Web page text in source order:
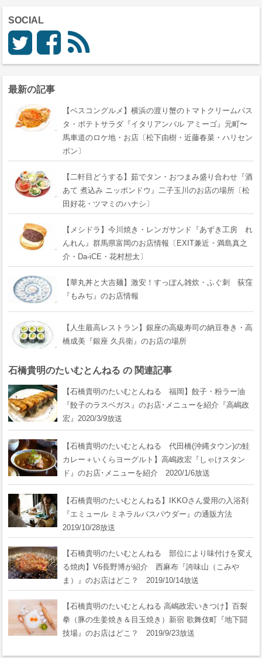
SOCIAL
最新の記事
【ベスコングルメ】横浜の渡り蟹のトマトクリームパス
タ・ポテトサラダ『イタリアンバル アミーゴ』元町〜
馬車道のロケ地・お店〔松下由樹・近藤春菜・ハリセン
ボン〕
【二軒目どうする】茹でタン・おつまみ盛り合わせ『酒
あて 煮込み ニッポンドウ』二子玉川のお店の場所〔松
田好花・ツマミのハナシ〕
【メシドラ】今川焼き・レンガサンド『あずき工房 れ
んれん』群馬県富岡のお店情報〔EXIT兼近・満島真之
介・Da-iCE・花村想太〕
【華丸丼と大吉麺】激安！すっぽん雑炊・ふぐ刺 荻窪
『もみぢ』のお店情報
【人生最高レストラン】銀座の高級寿司の納豆巻き・高
橋成美『銀座 久兵衛』のお店の場所
石橋貴明のたいむとんねる の 関連記事
【石橋貴明のたいむとんねる 福岡】餃子・粉ラー油
『餃子のラスベガス』のお店･メニューを紹介『高嶋政
宏』2020/3/9放送
【石橋貴明のたいむとんねる 代田橋(沖縄タウン)の鮭
カレー＋いくらヨーグルト】高嶋政宏『しゃけスタン
ド』のお店･メニューを紹介 2020/1/6放送
【石橋貴明のたいむとんねる】IKKOさん愛用の入浴剤
『エミュール ミネラルバスパウダー』の通販方法
2019/10/28放送
【石橋貴明のたいむとんねる 部位により味付けを変え
る焼肉】V6長野博が紹介 西麻布『誇味山（こみや
ま）』のお店はどこ？ 2019/10/14放送
【石橋貴明のたいむとんねる 高嶋政宏いきつけ】百裂
拳（豚の生姜焼き＆目玉焼き）新宿 歌舞伎町『地下闘
技場』のお店はどこ？ 2019/9/23放送